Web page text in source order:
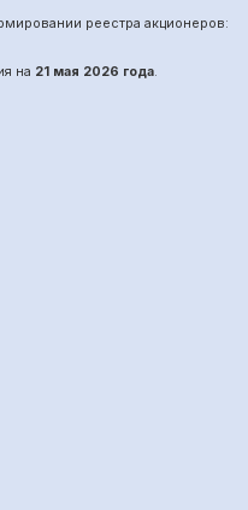
реестра акционеров:
на 21 мая 2026 года.